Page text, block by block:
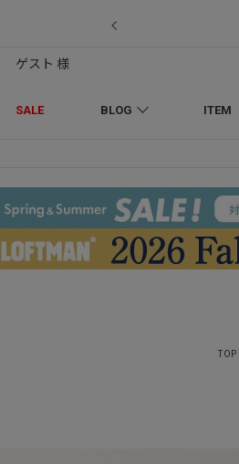
SALE BLOG ITEM
ゲスト 様
TOP